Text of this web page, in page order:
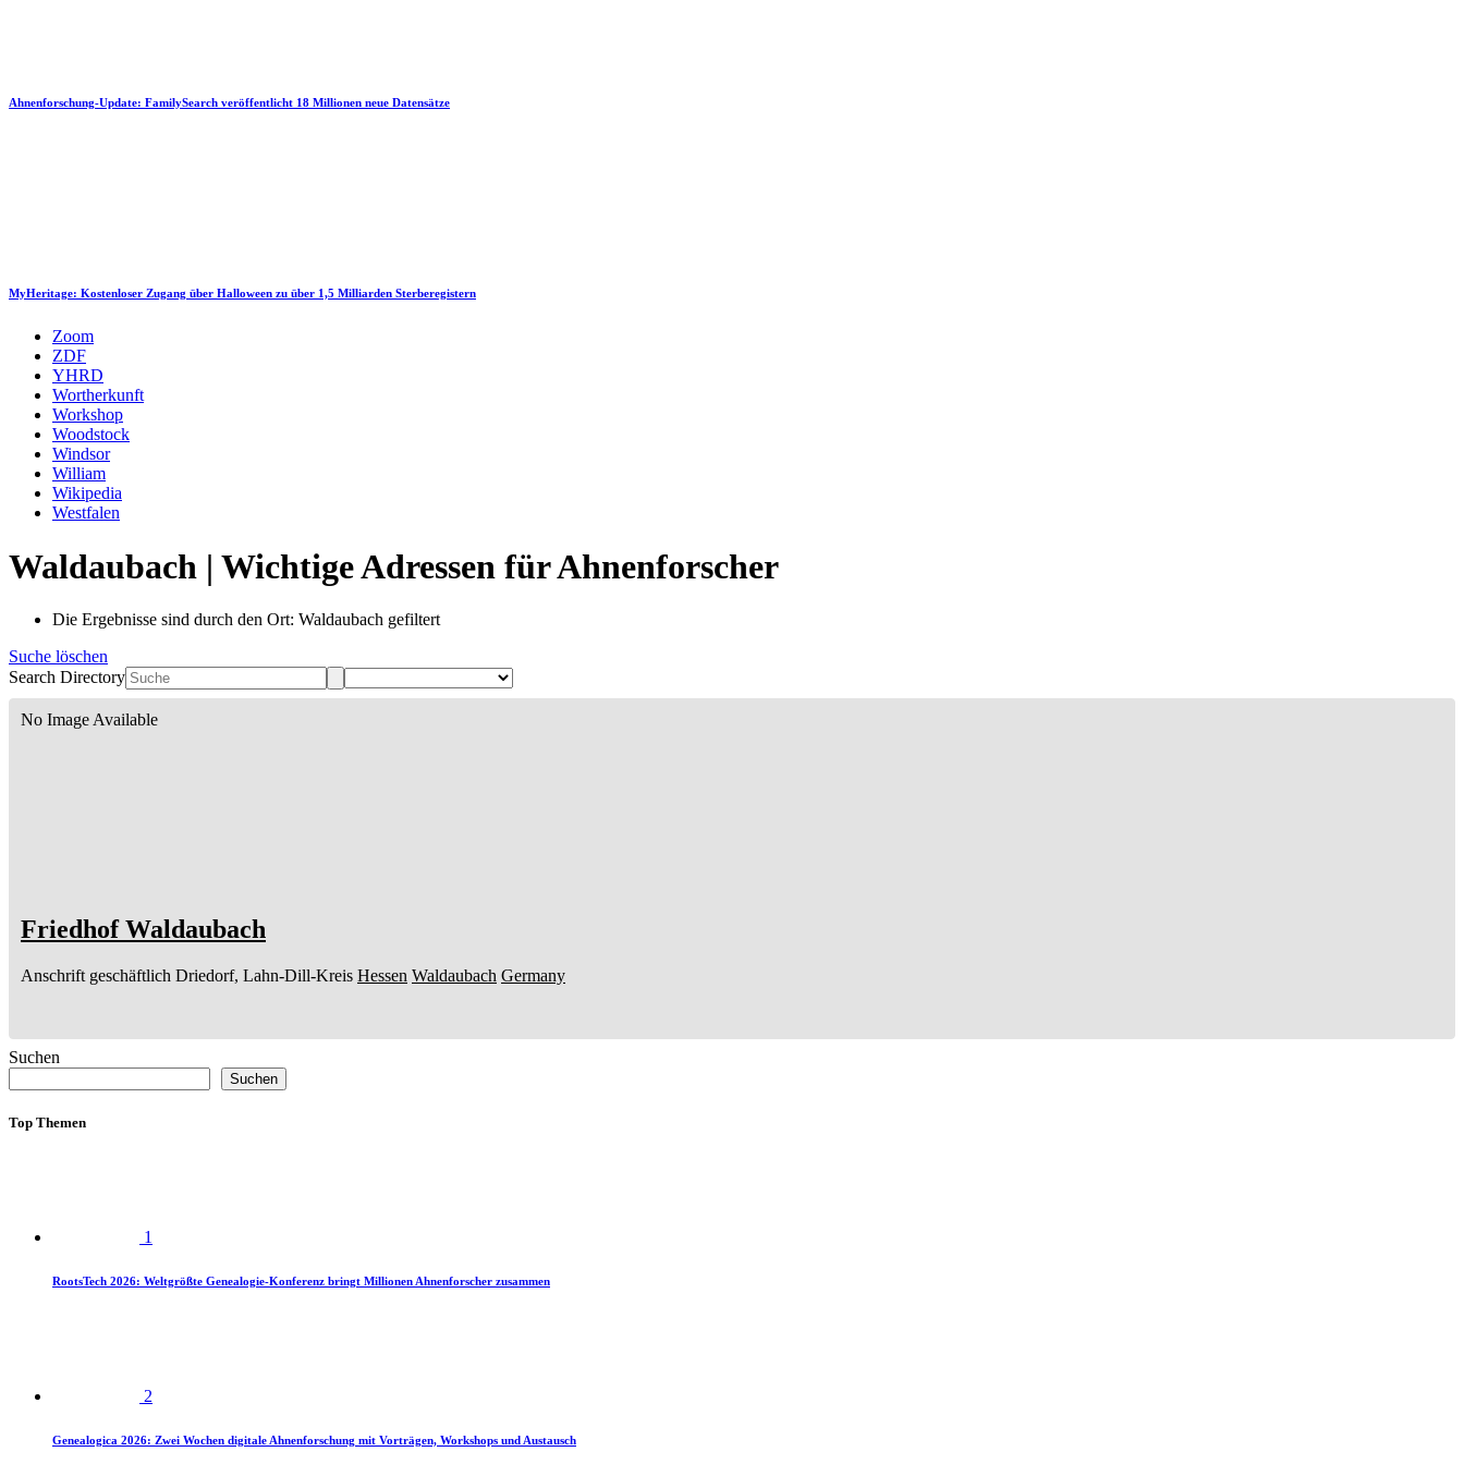
Ahnenforschung-Update: FamilySearch veröffentlicht 18 Millionen neue Datensätze
MyHeritage: Kostenloser Zugang über Halloween zu über 1,5 Milliarden Sterberegistern
Zoom
ZDF
YHRD
Wortherkunft
Workshop
Woodstock
Windsor
William
Wikipedia
Westfalen
Waldaubach | Wichtige Adressen für Ahnenforscher
Die Ergebnisse sind durch den Ort: Waldaubach gefiltert
Suche löschen
Search Directory
No Image Available
Friedhof Waldaubach
Anschrift geschäftlich Driedorf, Lahn-Dill-Kreis Hessen Waldaubach Germany
Suchen
Suchen
Top Themen
1
RootsTech 2026: Weltgrößte Genealogie-Konferenz bringt Millionen Ahnenforscher zusammen
2
Genealogica 2026: Zwei Wochen digitale Ahnenforschung mit Vorträgen, Workshops und Austausch